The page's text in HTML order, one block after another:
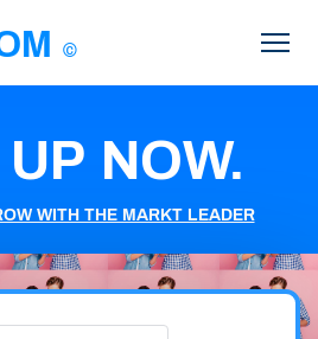
©
NOW.
WITH THE MARKT LEADER